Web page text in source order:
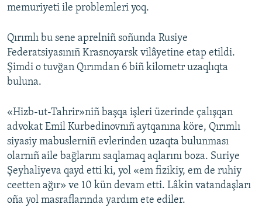
memuriyeti ile problemleri yoq.
Qırımlı bu sene aprelniñ soñunda Rusiye
Federatsiyasınıñ Krasnoyarsk vilâyetine etap etildi.
Şimdi o tuvğan Qırımdan 6 biñ kilometr uzaqlıqta
buluna.
«Hizb-ut-Tahrir»niñ başqa işleri üzerinde çalışqan
advokat Emil Kurbedinovnıñ aytqanına köre, Qırımlı
siyasiy mabuslerniñ evlerinden uzaqta bulunması
olarnıñ aile bağlarını saqlamaq aqlarını boza. Suriye
Şeyhaliyeva qayd etti ki, yol «em fizikiy, em de ruhiy
ceetten ağır» ve 10 kün devam etti. Lâkin vatandaşları
oña yol masraflarında yardım ete ediler.